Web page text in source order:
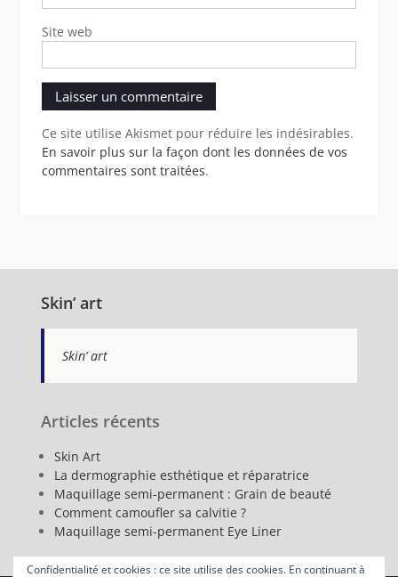
Site web
Ce site utilise Akismet pour réduire les indésirables.
En savoir plus sur la façon dont les données de vos
commentaires sont traitées.
Skin’ art
Skin’ art
Confidentialité et cookies : ce site utilise des cookies. En continuant à
Articles récents
Skin Art
La dermographie esthétique et réparatrice
Maquillage semi-permanent : Grain de beauté
Comment camoufler sa calvitie ?
Maquillage semi-permanent Eye Liner